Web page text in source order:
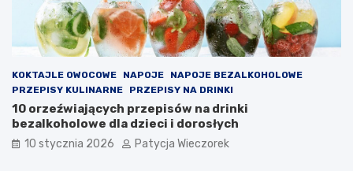
KOKTAJLE OWOCOWE NAPOJE
NAPOJE BEZALKOHOLOWE
PRZEPISY KULINARNE
PRZEPISY NA DRINKI
10 orzeźwiających przepisów na drinki
bezalkoholowe dla dzieci i dorosłych
10 stycznia 2026 Patycja Wieczorek